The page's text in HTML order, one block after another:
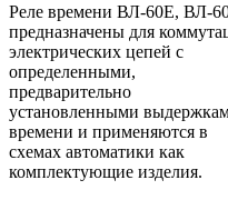
Реле времени ВЛ-60Е, ВЛ-
предназначены для
электрических цепей с
определенными,
предварительно
установленными
времени и применяются в
схемах автоматики как
комплектующие изделия.